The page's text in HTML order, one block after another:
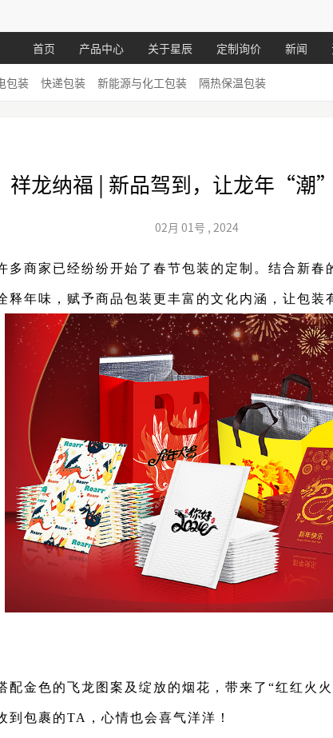
首页 产品中心 关于星辰 定制询价 新闻
包装 快递包装 新能源与化工包装 隔热保温包装
祥龙纳福 | 新品驾到，让龙年“潮”
02月 01号 , 2024
多商家 已经纷纷开始了春节包装 的定制。结合新春
释年味，赋予商品包装更丰富的文化内涵，让包装
配金色的飞龙 图案 及绽放的烟花，带来了“红红火
到包裹的TA，心情也会喜气洋洋！